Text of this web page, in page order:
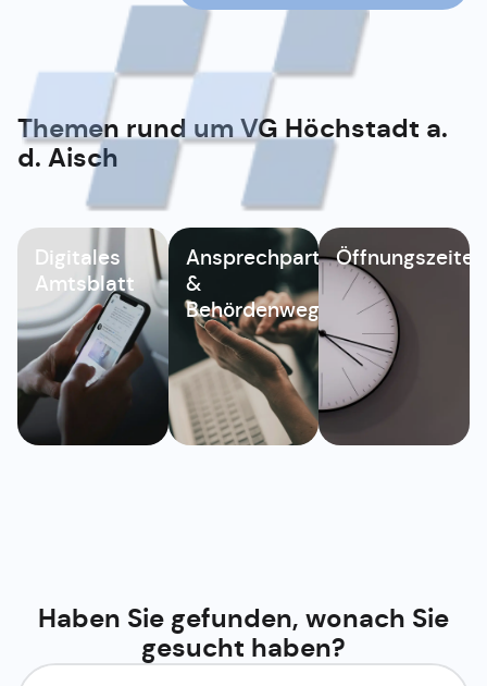
Themen rund um VG Höchstadt a.
d. Aisch
Digitales
Amtsblatt
Ansprechpartner
&
Behördenwegweiser
Öffnungszeiten
Haben Sie gefunden, wonach Sie
gesucht haben?